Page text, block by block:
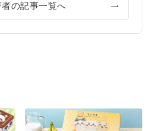
者の記事一覧へ